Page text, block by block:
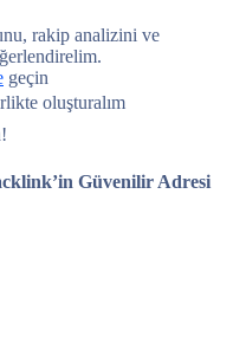
rakip analizini ve
geçin
oluşturalım
Güvenilir Adresi